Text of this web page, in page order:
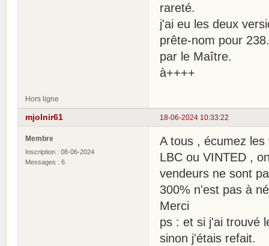
rareté.
j'ai eu les deux
prête-nom pour
par le Maître.
à++++
Hors ligne
18-06-2024 10:33:22
mjolnir61
Membre
Inscription : 08-06-2024
Messages : 6
A tous , écumez
LBC ou VINTED ,
vendeurs ne sont
300% n'est pas à
Merci
ps : et si j'ai trouvé
sinon j'étais refait.